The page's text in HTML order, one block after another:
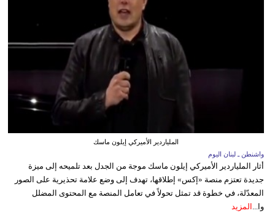
الملياردير الأميركي إيلون ماسك
واشنطن ـ لبنان اليوم
أثار الملياردير الأميركي إيلون ماسك موجة من الجدل بعد تلميحه إلى ميزة
جديدة تعتزم منصة «إكس» إطلاقها، تهدف إلى وضع علامة تحذيرية على الصور
المعدّلة، في خطوة قد تمثل تحولاً في تعامل المنصة مع المحتوى المضلل
وا...
المزيد